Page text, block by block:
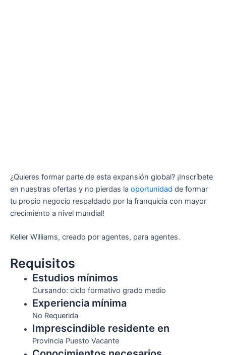
¿Quieres formar parte de esta expansión global? ¡Inscríbete
en nuestras ofertas y no pierdas la oportunidad de formar
tu propio negocio respaldado por la franquicia con mayor
crecimiento a nivel mundial!
Keller Williams, creado por agentes, para agentes.
Requisitos
Estudios mínimos
Cursando: ciclo formativo grado medio
Experiencia mínima
No Requerida
Imprescindible residente en
Provincia Puesto Vacante